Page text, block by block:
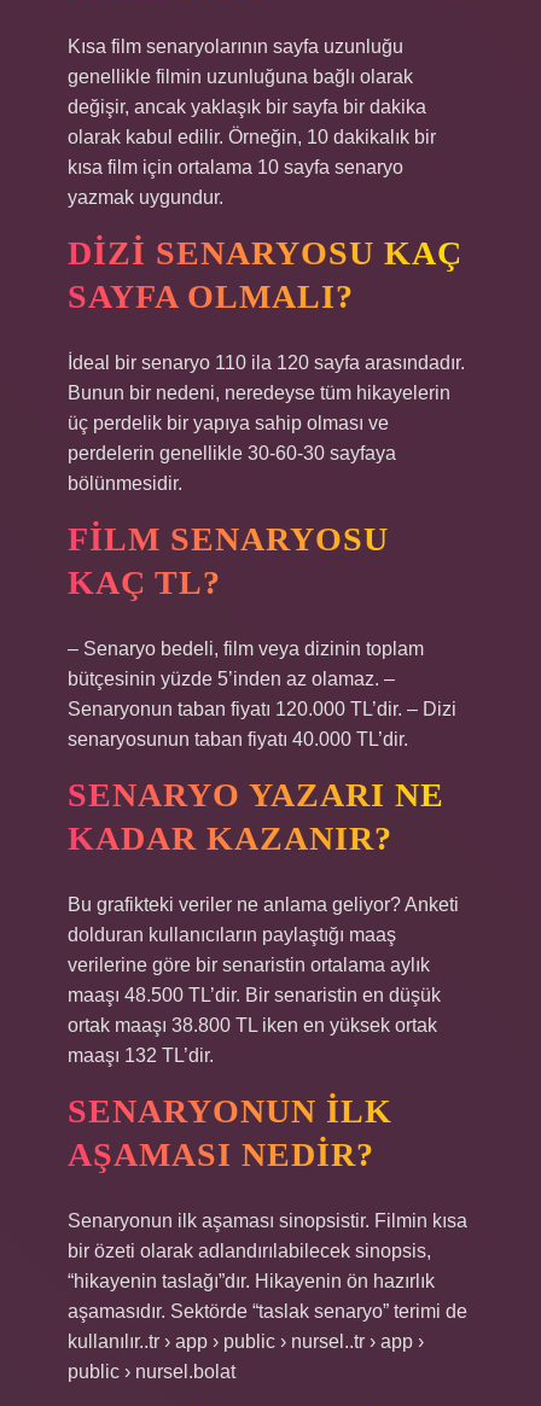
Kısa film senaryolarının sayfa uzunluğu
genellikle filmin uzunluğuna bağlı olarak
değişir, ancak yaklaşık bir sayfa bir dakika
olarak kabul edilir. Örneğin, 10 dakikalık bir
kısa film için ortalama 10 sayfa senaryo
yazmak uygundur.
DIZI SENARYOSU KAÇ
SAYFA OLMALI?
İdeal bir senaryo 110 ila 120 sayfa arasındadır.
Bunun bir nedeni, neredeyse tüm hikayelerin
üç perdelik bir yapıya sahip olması ve
perdelerin genellikle 30-60-30 sayfaya
bölünmesidir.
FILM SENARYOSU
KAÇ TL?
– Senaryo bedeli, film veya dizinin toplam
bütçesinin yüzde 5’inden az olamaz. –
Senaryonun taban fiyatı 120.000 TL’dir. – Dizi
senaryosunun taban fiyatı 40.000 TL’dir.
SENARYO YAZARI NE
KADAR KAZANIR?
Bu grafikteki veriler ne anlama geliyor? Anketi
dolduran kullanıcıların paylaştığı maaş
verilerine göre bir senaristin ortalama aylık
maaşı 48.500 TL’dir. Bir senaristin en düşük
ortak maaşı 38.800 TL iken en yüksek ortak
maaşı 132 TL’dir.
SENARYONUN ILK
AŞAMASI NEDIR?
Senaryonun ilk aşaması sinopsistir. Filmin kısa
bir özeti olarak adlandırılabilecek sinopsis,
“hikayenin taslağı”dır. Hikayenin ön hazırlık
aşamasıdır. Sektörde “taslak senaryo” terimi de
kullanılır..tr › app › public › nursel..tr › app ›
public › nursel.bolat